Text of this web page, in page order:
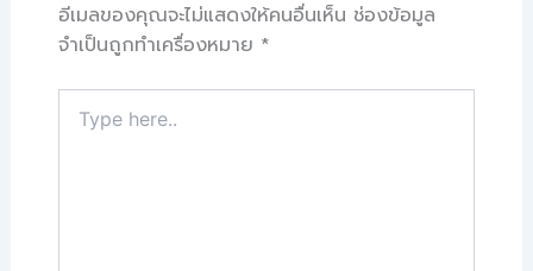
อีเมลของคุณจะไม่แสดงให้คนอื่นเห็น ช่องข้อมูล
จำเป็นถูกทำเครื่องหมาย *
here..